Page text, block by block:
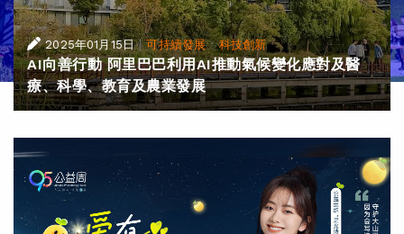
2025年01月15日 |可持續發展·科技創新
AI向善行動 阿里巴巴利用AI推動氣候變化應對及醫
療、科學、教育及農業發展